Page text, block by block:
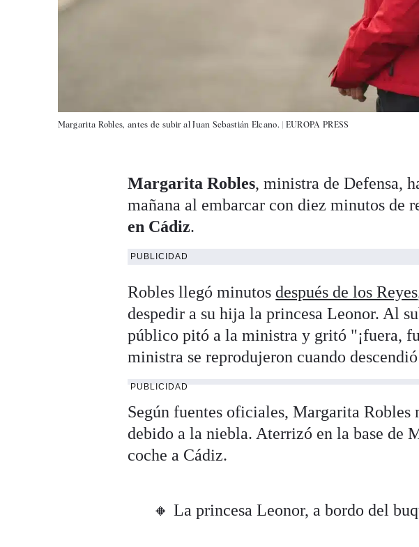
Margarita Robles, antes de subir al Juan Sebastián Elcano. | EUROPA PRESS
Margarita Robles, ministra de Defensa,
mañana al embarcar con diez minutos de
en Cádiz.
PUBLICIDAD
Robles llegó minutosdespués de los Reyes
despedir a su hija la princesa Leonor. Al
público pitó a la ministra y gritó "¡fuera,
ministra se reprodujeron cuando
PUBLICIDAD
Según fuentes oficiales, Margarita
debido a la niebla. Aterrizó en la base de
coche a Cádiz.
🔸 La princesa Leonor, a bordo del